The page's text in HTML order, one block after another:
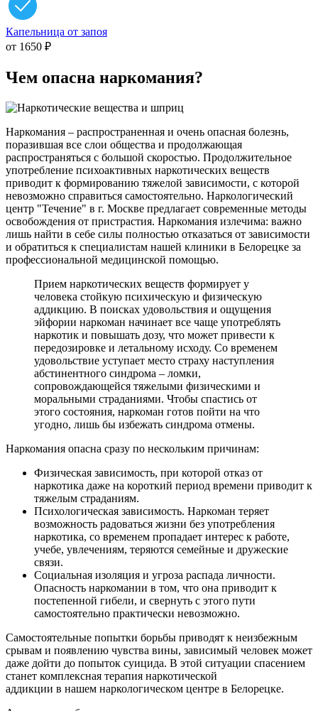
Капельница от запоя
от 1650 ₽
Чем опасна наркомания?
Наркомания – распространенная и очень опасная болезнь,
поразившая все слои общества и продолжающая
распространяться с большой скоростью. Продолжительное
употребление психоактивных наркотических веществ
приводит к формированию тяжелой зависимости, с которой
невозможно справиться самостоятельно. Наркологический
центр "Течение" в г. Москве предлагает современные методы
освобождения от пристрастия. Наркомания излечима: важно
лишь найти в себе силы полностью отказаться от зависимости
и обратиться к специалистам нашей клиники в Белорецке за
профессиональной медицинской помощью.
Прием наркотических веществ формирует у
человека стойкую психическую и физическую
аддикцию. В поисках удовольствия и ощущения
эйфории наркоман начинает все чаще употреблять
наркотик и повышать дозу, что может привести к
передозировке и летальному исходу. Со временем
удовольствие уступает место страху наступления
абстинентного синдрома – ломки,
сопровождающейся тяжелыми физическими и
моральными страданиями. Чтобы спастись от
этого состояния, наркоман готов пойти на что
угодно, лишь бы избежать синдрома отмены.
Наркомания опасна сразу по нескольким причинам:
Физическая зависимость, при которой отказ от
наркотика даже на короткий период времени приводит к
тяжелым страданиям.
Психологическая зависимость. Наркоман теряет
возможность радоваться жизни без употребления
наркотика, со временем пропадает интерес к работе,
учебе, увлечениям, теряются семейные и дружеские
связи.
Социальная изоляция и угроза распада личности.
Опасность наркомании в том, что она приводит к
постепенной гибели, и свернуть с этого пути
самостоятельно практически невозможно.
Самостоятельные попытки борьбы приводят к неизбежным
срывам и появлению чувства вины, зависимый человек может
даже дойти до попыток суицида. В этой ситуации спасением
станет комплексная терапия наркотической
аддикции в нашем наркологическом центре в Белорецке.